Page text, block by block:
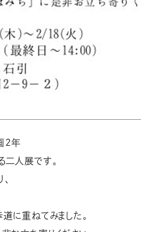
２年
二人展です。
に重ねてみました。